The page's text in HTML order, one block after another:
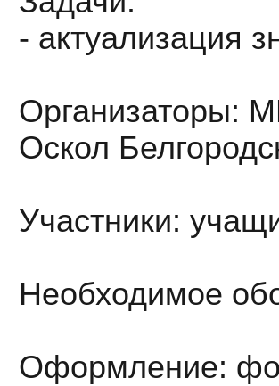
- актуализация
Организаторы:
Оскол
Участники:
Необходимое
Оформление: